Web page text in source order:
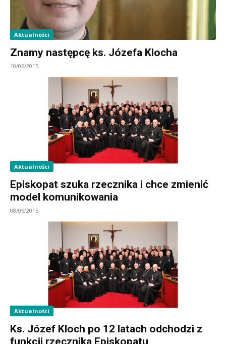
Aktualności
Znamy następcę ks. Józefa Klocha
10/06/2015
Aktualności
Episkopat szuka rzecznika i chce zmienić
model komunikowania
08/06/2015
Aktualności
Ks. Józef Kloch po 12 latach odchodzi z
funkcji rzecznika Episkopatu